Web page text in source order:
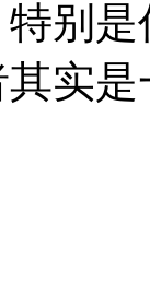
别
实